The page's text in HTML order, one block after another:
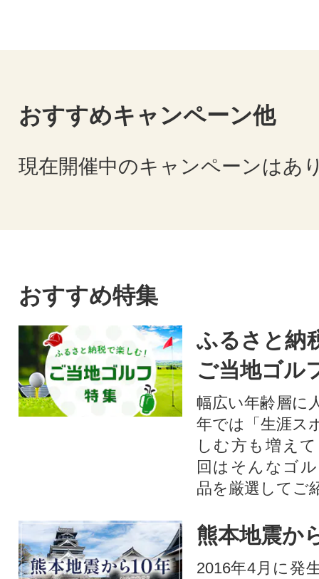
おすすめキャンペーン他
現在開催中のキャンペーンはあ
おすすめ特集
ふるさと納
ご当地ゴル
幅広い年齢層に
年では「生涯ス
しむ方も増え
回はそんなゴ
品を厳選してご
熊本地震か
2016年4月に発